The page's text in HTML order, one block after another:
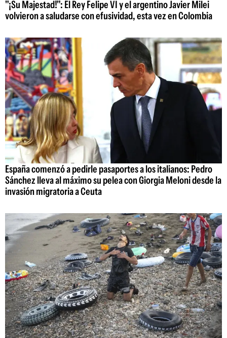
"¡Su Majestad!": El Rey Felipe VI y el argentino Javier Milei
volvieron a saludarse con efusividad, esta vez en Colombia
España comenzó a pedirle pasaportes a los italianos: Pedro
Sánchez lleva al máximo su pelea con Giorgia Meloni desde la
invasión migratoria a Ceuta